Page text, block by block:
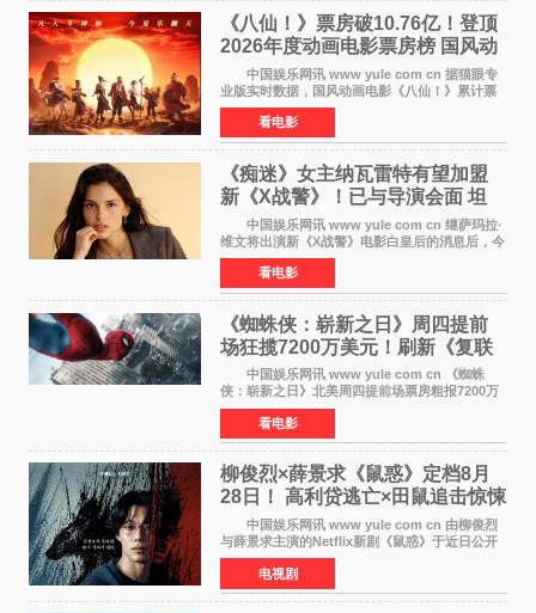
《八仙！》票房破10.76亿！登顶
2026年度动画电影票房榜 国风动
画逆袭暑期档
中国娱乐网讯 www yule com cn 据猫眼专
业版实时数据，国风动画电影《八仙！》累计票
房突破10 76亿元，超过《熊出没·年年有熊》，
暂列2026年度动画影片票房榜冠军。该片自暑期
档登陆院线以
看电影
《痴迷》女主纳瓦雷特有望加盟
新《X战警》！已与导演会面 坦
言“魔形女一直很酷”
中国娱乐网讯 www yule com cn 继萨玛拉·
维文将出演新《X战警》电影白皇后的消息后，今
年暑期档大热恐怖片《痴迷》女主角印达·纳瓦雷
特也有望加盟这部备受瞩目的漫威新作——目前
还处于有
看电影
《蜘蛛侠：崭新之日》周四提前
场狂揽7200万美元！刷新《复联
4》保持影史纪录
中国娱乐网讯 www yule com cn 《蜘蛛
侠：崭新之日》北美周四提前场票房粗报7200万
美元，创下影史单片北美提前场票房新纪录——
此前该纪录由《复仇者联盟4：终局之战》的6000
万美元保持，本
看电影
柳俊烈×薛景求《鼠惑》定档8月
28日！ 高利贷逃亡×田鼠追击惊悚
来袭
中国娱乐网讯 www yule com cn 由柳俊烈
与薛景求主演的Netflix新剧《鼠惑》于近日公开
主海报，正式定档8月28日上线。 海报中，柳
俊烈与薛景求背对背站立，各自朝向相反方向，
幽暗的色调与
电视剧